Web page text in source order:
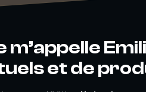
m’appelle
et de